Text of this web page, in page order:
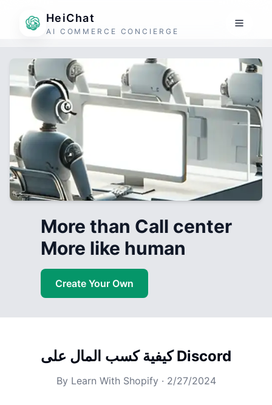
HeiChat
AI COMMERCE CONCIERGE
More than Call center
More like human
Create Your Own
كيفية كسب المال على Discord
By Learn With Shopify · 2/27/2024